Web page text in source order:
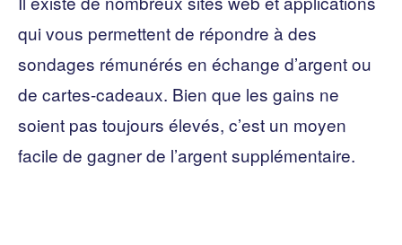
qui vous permettent de répondre à des
sondages rémunérés en échange d’argent ou
de cartes-cadeaux. Bien que les gains ne
soient pas toujours élevés, c’est un moyen
facile de gagner de l’argent supplémentaire.